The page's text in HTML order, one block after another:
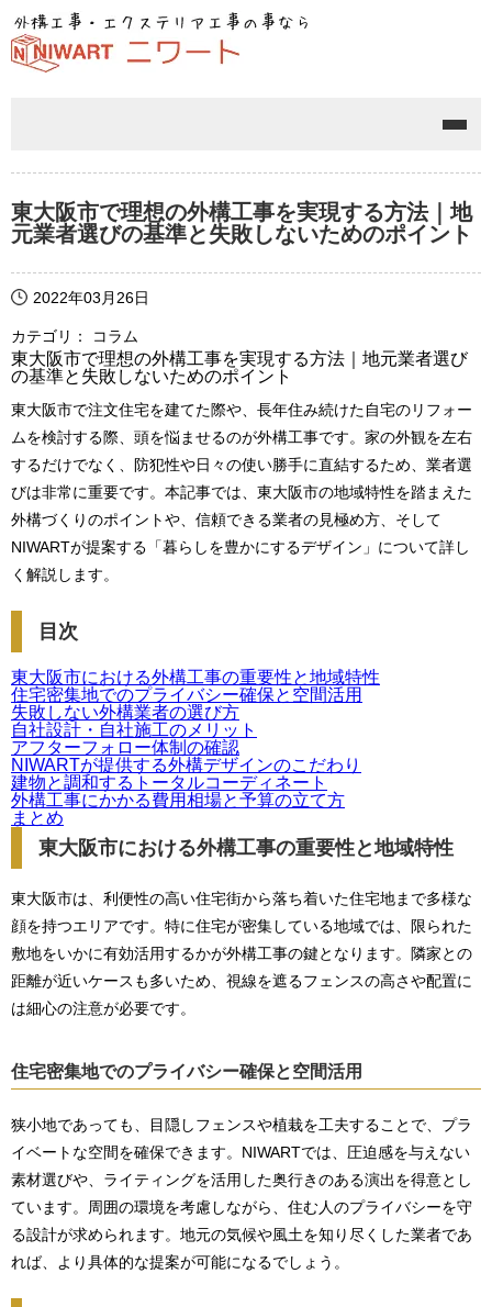
メニ
東大阪市で理想の外構工事を実現する方法｜地
元業者選びの基準と失敗しないためのポイント
2022年03月26日
カテゴリ： コラム
東大阪市で理想の外構工事を実現する方法｜地元業者選び
の基準と失敗しないためのポイント
東大阪市で注文住宅を建てた際や、長年住み続けた自宅のリフォー
ムを検討する際、頭を悩ませるのが外構工事です。家の外観を左右
するだけでなく、防犯性や日々の使い勝手に直結するため、業者選
びは非常に重要です。本記事では、東大阪市の地域特性を踏まえた
外構づくりのポイントや、信頼できる業者の見極め方、そして
NIWARTが提案する「暮らしを豊かにするデザイン」について詳し
く解説します。
目次
東大阪市における外構工事の重要性と地域特性
住宅密集地でのプライバシー確保と空間活用
失敗しない外構業者の選び方
自社設計・自社施工のメリット
アフターフォロー体制の確認
NIWARTが提供する外構デザインのこだわり
建物と調和するトータルコーディネート
外構工事にかかる費用相場と予算の立て方
まとめ
東大阪市における外構工事の重要性と地域特性
東大阪市は、利便性の高い住宅街から落ち着いた住宅地まで多様な
顔を持つエリアです。特に住宅が密集している地域では、限られた
敷地をいかに有効活用するかが外構工事の鍵となります。隣家との
距離が近いケースも多いため、視線を遮るフェンスの高さや配置に
は細心の注意が必要です。
住宅密集地でのプライバシー確保と空間活用
狭小地であっても、目隠しフェンスや植栽を工夫することで、プラ
イベートな空間を確保できます。NIWARTでは、圧迫感を与えない
素材選びや、ライティングを活用した奥行きのある演出を得意とし
ています。周囲の環境を考慮しながら、住む人のプライバシーを守
る設計が求められます。地元の気候や風土を知り尽くした業者であ
れば、より具体的な提案が可能になるでしょう。